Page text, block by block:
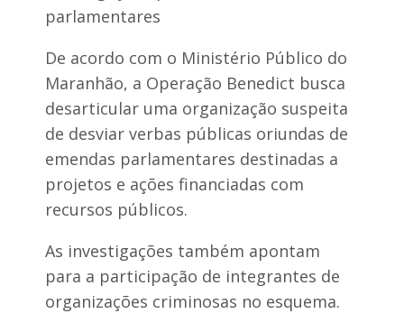
parlamentares
De acordo com o Ministério Público do
Maranhão, a Operação Benedict busca
desarticular uma organização suspeita
de desviar verbas públicas oriundas de
emendas parlamentares destinadas a
projetos e ações financiadas com
recursos públicos.
As investigações também apontam
para a participação de integrantes de
organizações criminosas no esquema.